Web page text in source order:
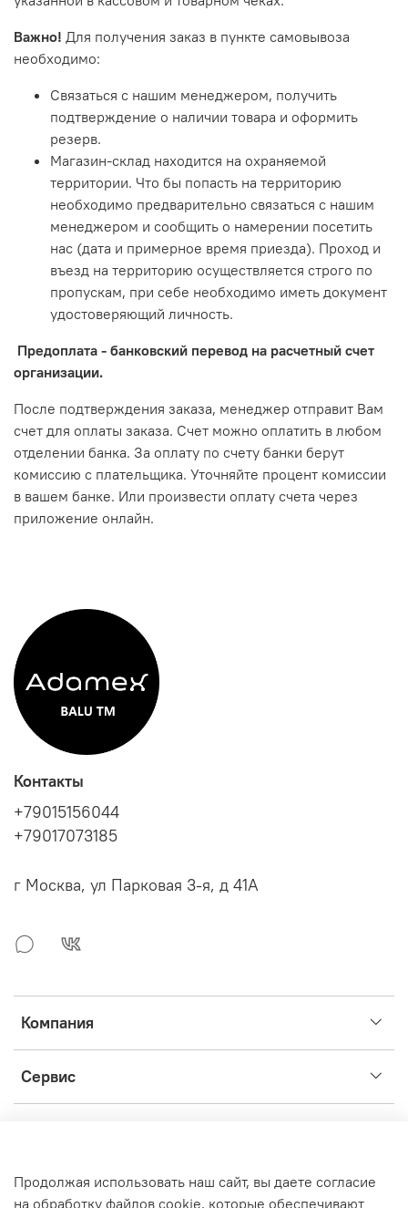
Важно! Для получения заказ в пункте самовывоза
необходимо:
Связаться с нашим менеджером, получить
подтверждение о наличии товара и оформить
резерв.
Магазин-склад находится на охраняемой
территории. Что бы попасть на территорию
необходимо предварительно связаться с нашим
менеджером и сообщить о намерении посетить
нас (дата и примерное время приезда). Проход и
въезд на территорию осуществляется строго по
пропускам, при себе необходимо иметь документ
удостоверяющий личность.
Предоплата - банковский перевод на расчетный счет
организации.
После подтверждения заказа, менеджер отправит Вам
счет для оплаты заказа. Счет можно оплатить в любом
отделении банка. За оплату по счету банки берут
комиссию с плательщика. Уточняйте процент комиссии
в вашем банке. Или произвести оплату счета через
приложение онлайн.
Компания
Сервис
Контакты
+79015156044
+79017073185
г Москва, ул Парковая 3-я, д 41А
Продолжая использовать наш сайт, вы даете согласие
на обработку файлов cookie, которые обеспечивают